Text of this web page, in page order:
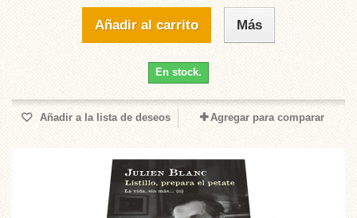
Añadir al carrito Más
En stock.
Añadir a la lista de deseos Agregar para comparar